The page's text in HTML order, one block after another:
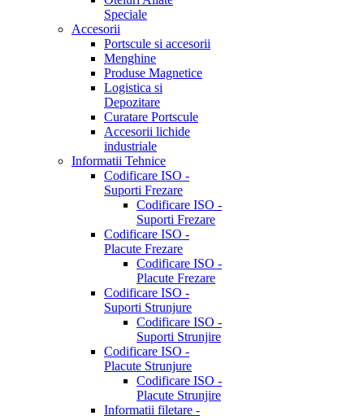
Speciale
Accesorii
Portscule si accesorii
Menghine
Produse Magnetice
Logistica si
Depozitare
Curatare Portscule
Accesorii lichide
industriale
Informatii Tehnice
Codificare ISO -
Suporti Frezare
Codificare ISO -
Suporti Frezare
Codificare ISO -
Placute Frezare
Codificare ISO -
Placute Frezare
Codificare ISO -
Suporti Strunjure
Codificare ISO -
Suporti Strunjire
Codificare ISO -
Placute Strunjure
Codificare ISO -
Placute Strunjire
Informatii filetare -